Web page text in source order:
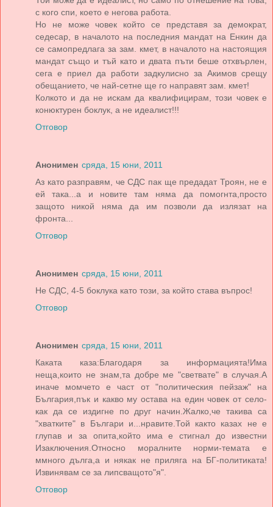
с кого спи, което е негова работа.
Но не може човек който се представя за демократ,
седесар, в началото на последния мандат на Енкин да
се самопредлага за зам. кмет, в началото на настоящия
мандат също и тъй като и двата пъти беше отхвърлен,
сега е приел да работи задкулисно за Акимов срещу
обещанието, че най-сетне ще го направят зам. кмет!
Колкото и да не искам да квалифицирам, този човек е
конюктурен боклук, а не идеалист!!!
Отговор
Анонимен сряда, 15 юни, 2011
Аз като разправям, че СДС пак ще предадат Троян, не е
ей така...а и новите там няма да помогнта,просто
защото никой няма да им позволи да излязат на
фронта...
Отговор
Анонимен сряда, 15 юни, 2011
Не СДС, 4-5 боклука като този, за който става въпрос!
Отговор
Анонимен сряда, 15 юни, 2011
Каката каза:Благодаря за информацията!Има
неща,които не знам,та добре ме "светвате" в случая.А
иначе момчето е част от "политическия пейзаж" на
България,пък и какво му остава на един човек от село-
как да се издигне по друг начин.Жалко,че такива са
"хватките" в Българи и...нравите.Той както казах не е
глупав и за опита,който има е стигнал до известни
Изаключения.Относно моралните норми-темата е
ммного дълга,а и някак не приляга на БГ-политиката!
Извинявам се за липсващото"я".
Отговор